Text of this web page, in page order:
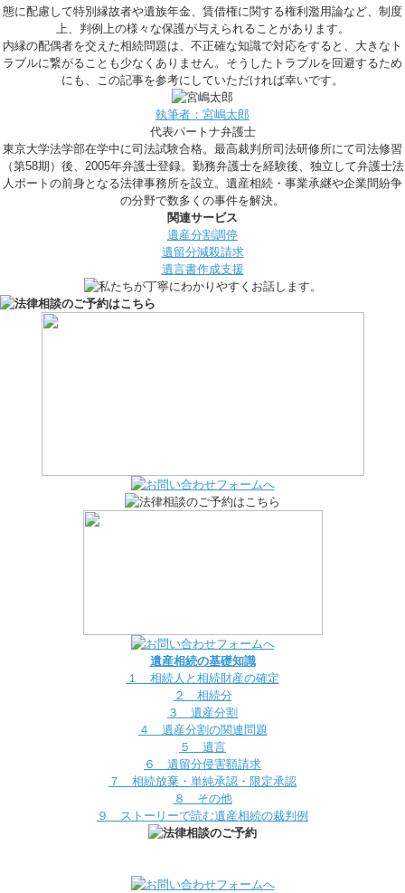
態に配慮して特別縁故者や遺族年金、賃借権に関する権利濫用論など、制度
上、判例上の様々な保護が与えられることがあります。
内縁の配偶者を交えた相続問題は、不正確な知識で対応をすると、大きなト
ラブルに繋がることも少なくありません。そうしたトラブルを回避するため
にも、この記事を参考にしていただければ幸いです。
執筆者：宮嶋太郎
代表パートナ弁護士
東京大学法学部在学中に司法試験合格。最高裁判所司法研修所にて司法修習
（第58期）後、2005年弁護士登録。勤務弁護士を経験後、独立して弁護士法
人ポートの前身となる法律事務所を設立。遺産相続・事業承継や企業間紛争
の分野で数多くの事件を解決。
関連サービス
遺産分割調停
遺留分減殺請求
遺言書作成支援
遺産相続の基礎知識
１ 相続人と相続財産の確定
２ 相続分
３ 遺産分割
４ 遺産分割の関連問題
５ 遺言
６ 遺留分侵害額請求
７ 相続放棄・単純承認・限定承認
８ その他
９ ストーリーで読む遺産相続の裁判例